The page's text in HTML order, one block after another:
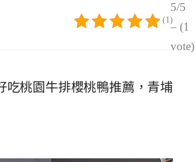
5/5
– (1
vote)
(1)
吃桃園牛排櫻桃鴨推薦，青埔